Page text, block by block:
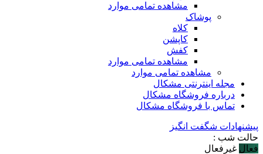
مشاهده تمامی موارد
پوشاک
کلاه
کاپشن
کفش
مشاهده تمامی موارد
مشاهده تمامی موارد
مجله اینترنتی مشکال
درباره فروشگاه مشکال
تماس با فروشگاه مشکال
پیشنهادات شگفت انگیز
حالت شب :
فعال غیرفعال